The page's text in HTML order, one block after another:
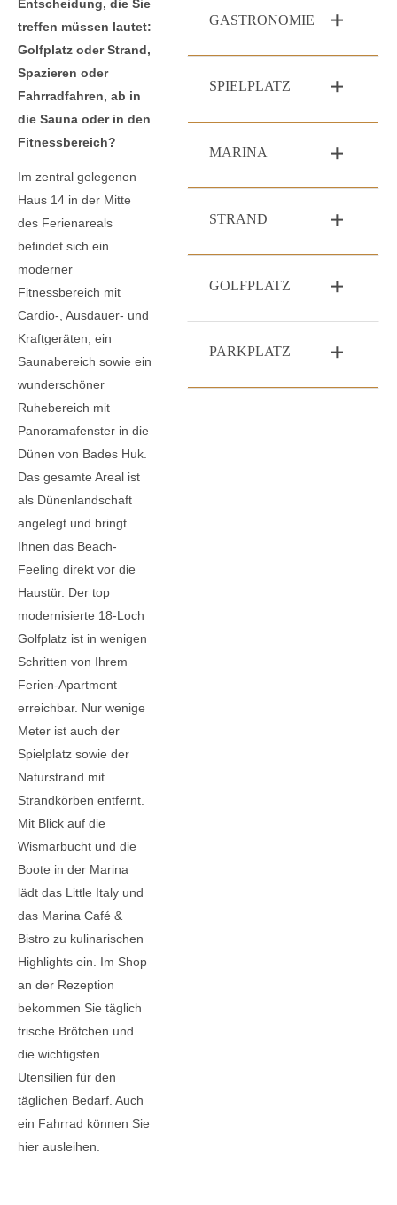
Entscheidung, die Sie
treffen müssen lautet:
Golfplatz oder Strand,
Spazieren oder
Fahrradfahren, ab in
die Sauna oder in den
Fitnessbereich?
Im zentral gelegenen
Haus 14 in der Mitte
des Ferienareals
befindet sich ein
moderner
Fitnessbereich mit
Cardio-, Ausdauer- und
Kraftgeräten, ein
Saunabereich sowie ein
wunderschöner
Ruhebereich mit
Panoramafenster in die
Dünen von Bades Huk.
Das gesamte Areal ist
als Dünenlandschaft
angelegt und bringt
Ihnen das Beach-
Feeling direkt vor die
Haustür. Der top
modernisierte 18-Loch
Golfplatz ist in wenigen
Schritten von Ihrem
Ferien-Apartment
erreichbar. Nur wenige
Meter ist auch der
Spielplatz sowie der
Naturstrand mit
Strandkörben entfernt.
Mit Blick auf die
Wismarbucht und die
Boote in der Marina
lädt das Little Italy und
das Marina Café &
Bistro zu kulinarischen
Highlights ein. Im Shop
an der Rezeption
bekommen Sie täglich
frische Brötchen und
die wichtigsten
Utensilien für den
täglichen Bedarf. Auch
ein Fahrrad können Sie
hier ausleihen.
GASTRONOMIE
SPIELPLATZ
MARINA
STRAND
GOLFPLATZ
PARKPLATZ